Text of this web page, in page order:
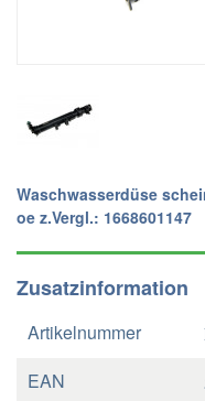
Waschwasserdüse
oe z.Vergl.: 1668601147
Zusatzinformation
Artikelnummer
EAN